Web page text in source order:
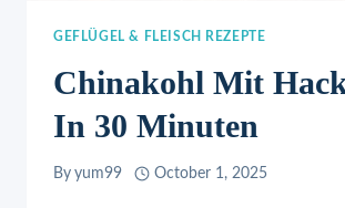
GEFLÜGEL & FLEISCH REZEPTE
Chinakohl Mit
In 30 Minuten
By yum99 October 1, 2025